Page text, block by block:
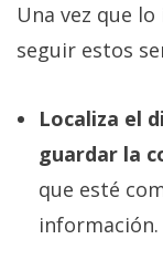
Una vez que
seguir estos
Localiza el
guardar la
que esté
información.